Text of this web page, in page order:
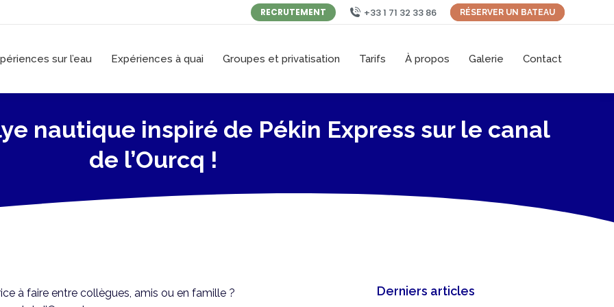
RECRUTEMENT +33 1 71 32 33 86 RÉSERVER UN BATEAU
sur l’eau Expériences à quai Groupes et privatisation Tarifs À propos Galerie Contact
nautique inspiré de Pékin Express sur le canal
de l’Ourcq !
à faire entre collègues, amis ou en famille ?
Derniers articles